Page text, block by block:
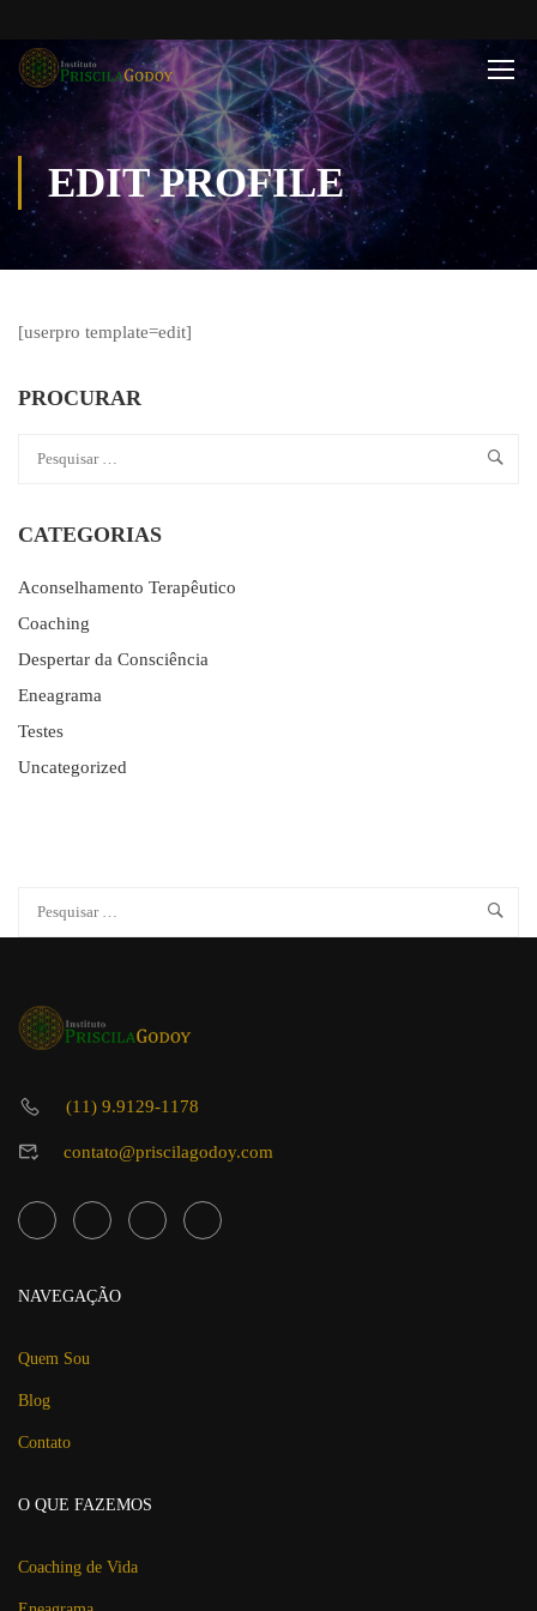
EDIT PROFILE
[userpro template=edit]
PROCURAR
CATEGORIAS
Aconselhamento Terapêutico
Coaching
Despertar da Consciência
Eneagrama
Testes
Uncategorized
(11) 9.9129-1178
contato@priscilagodoy.com
NAVEGAÇÃO
Quem Sou
Blog
Contato
O QUE FAZEMOS
Coaching de Vida